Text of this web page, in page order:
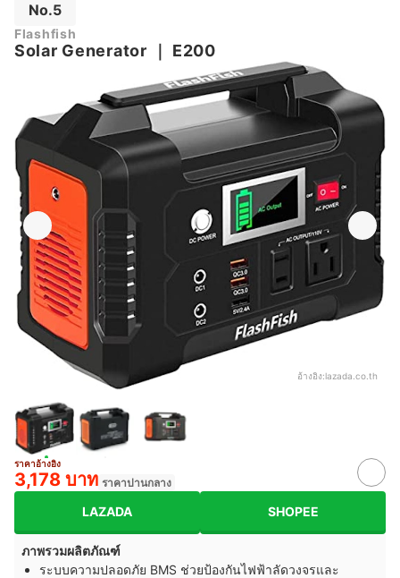
No.5
Flashfish
Solar Generator E200
อ้างอิง:lazada.co.th
ราคาอ้างอิง
3,178 บาท ราคาปานกลาง
LAZADA SHOPEE
ภาพรวมผลิตภัณฑ์
ระบบความปลอดภัย BMS ช่วยป้องกันไฟฟ้าลัดวงจรและ